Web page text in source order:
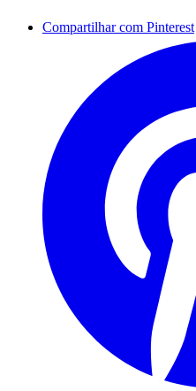
Compartilhar com Pinterest